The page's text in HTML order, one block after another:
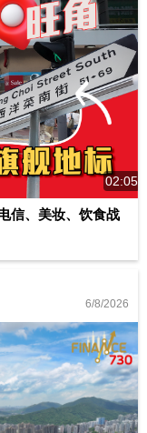
02:05
信、美妆、饮食战
6/8/2026